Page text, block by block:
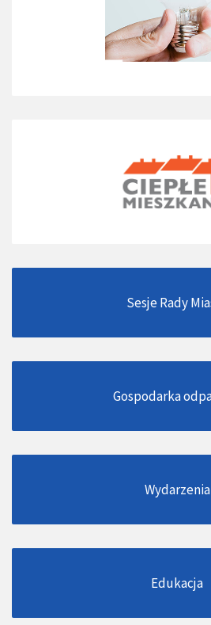
Sesje Rady
Gospodarka
Wydarzenia
Edukacja